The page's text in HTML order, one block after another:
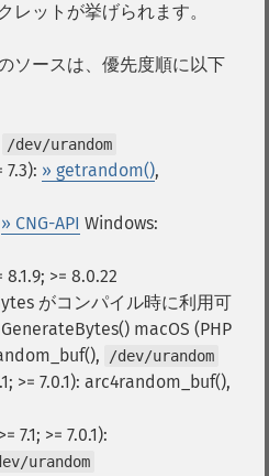
レットが挙げられます。
ソースは、優先度順に以下
/dev/urandom
7.3): » getrandom(),
» CNG-API Windows:
8.1.9; >= 8.0.22
がコンパイル時に利用可
macOS (PHP
/dev/urandom
>= 7.0.1): arc4random_buf(),
7.1; >= 7.0.1):
urandom